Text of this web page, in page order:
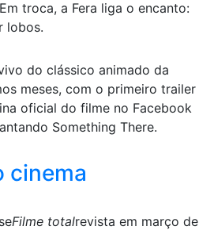
troca, a Fera liga o encanto:
lobos.
do clássico animado da
meses, com o primeiro trailer
oficial do filme no Facebook
Something There.
cinema
Filme totalrevista em março de